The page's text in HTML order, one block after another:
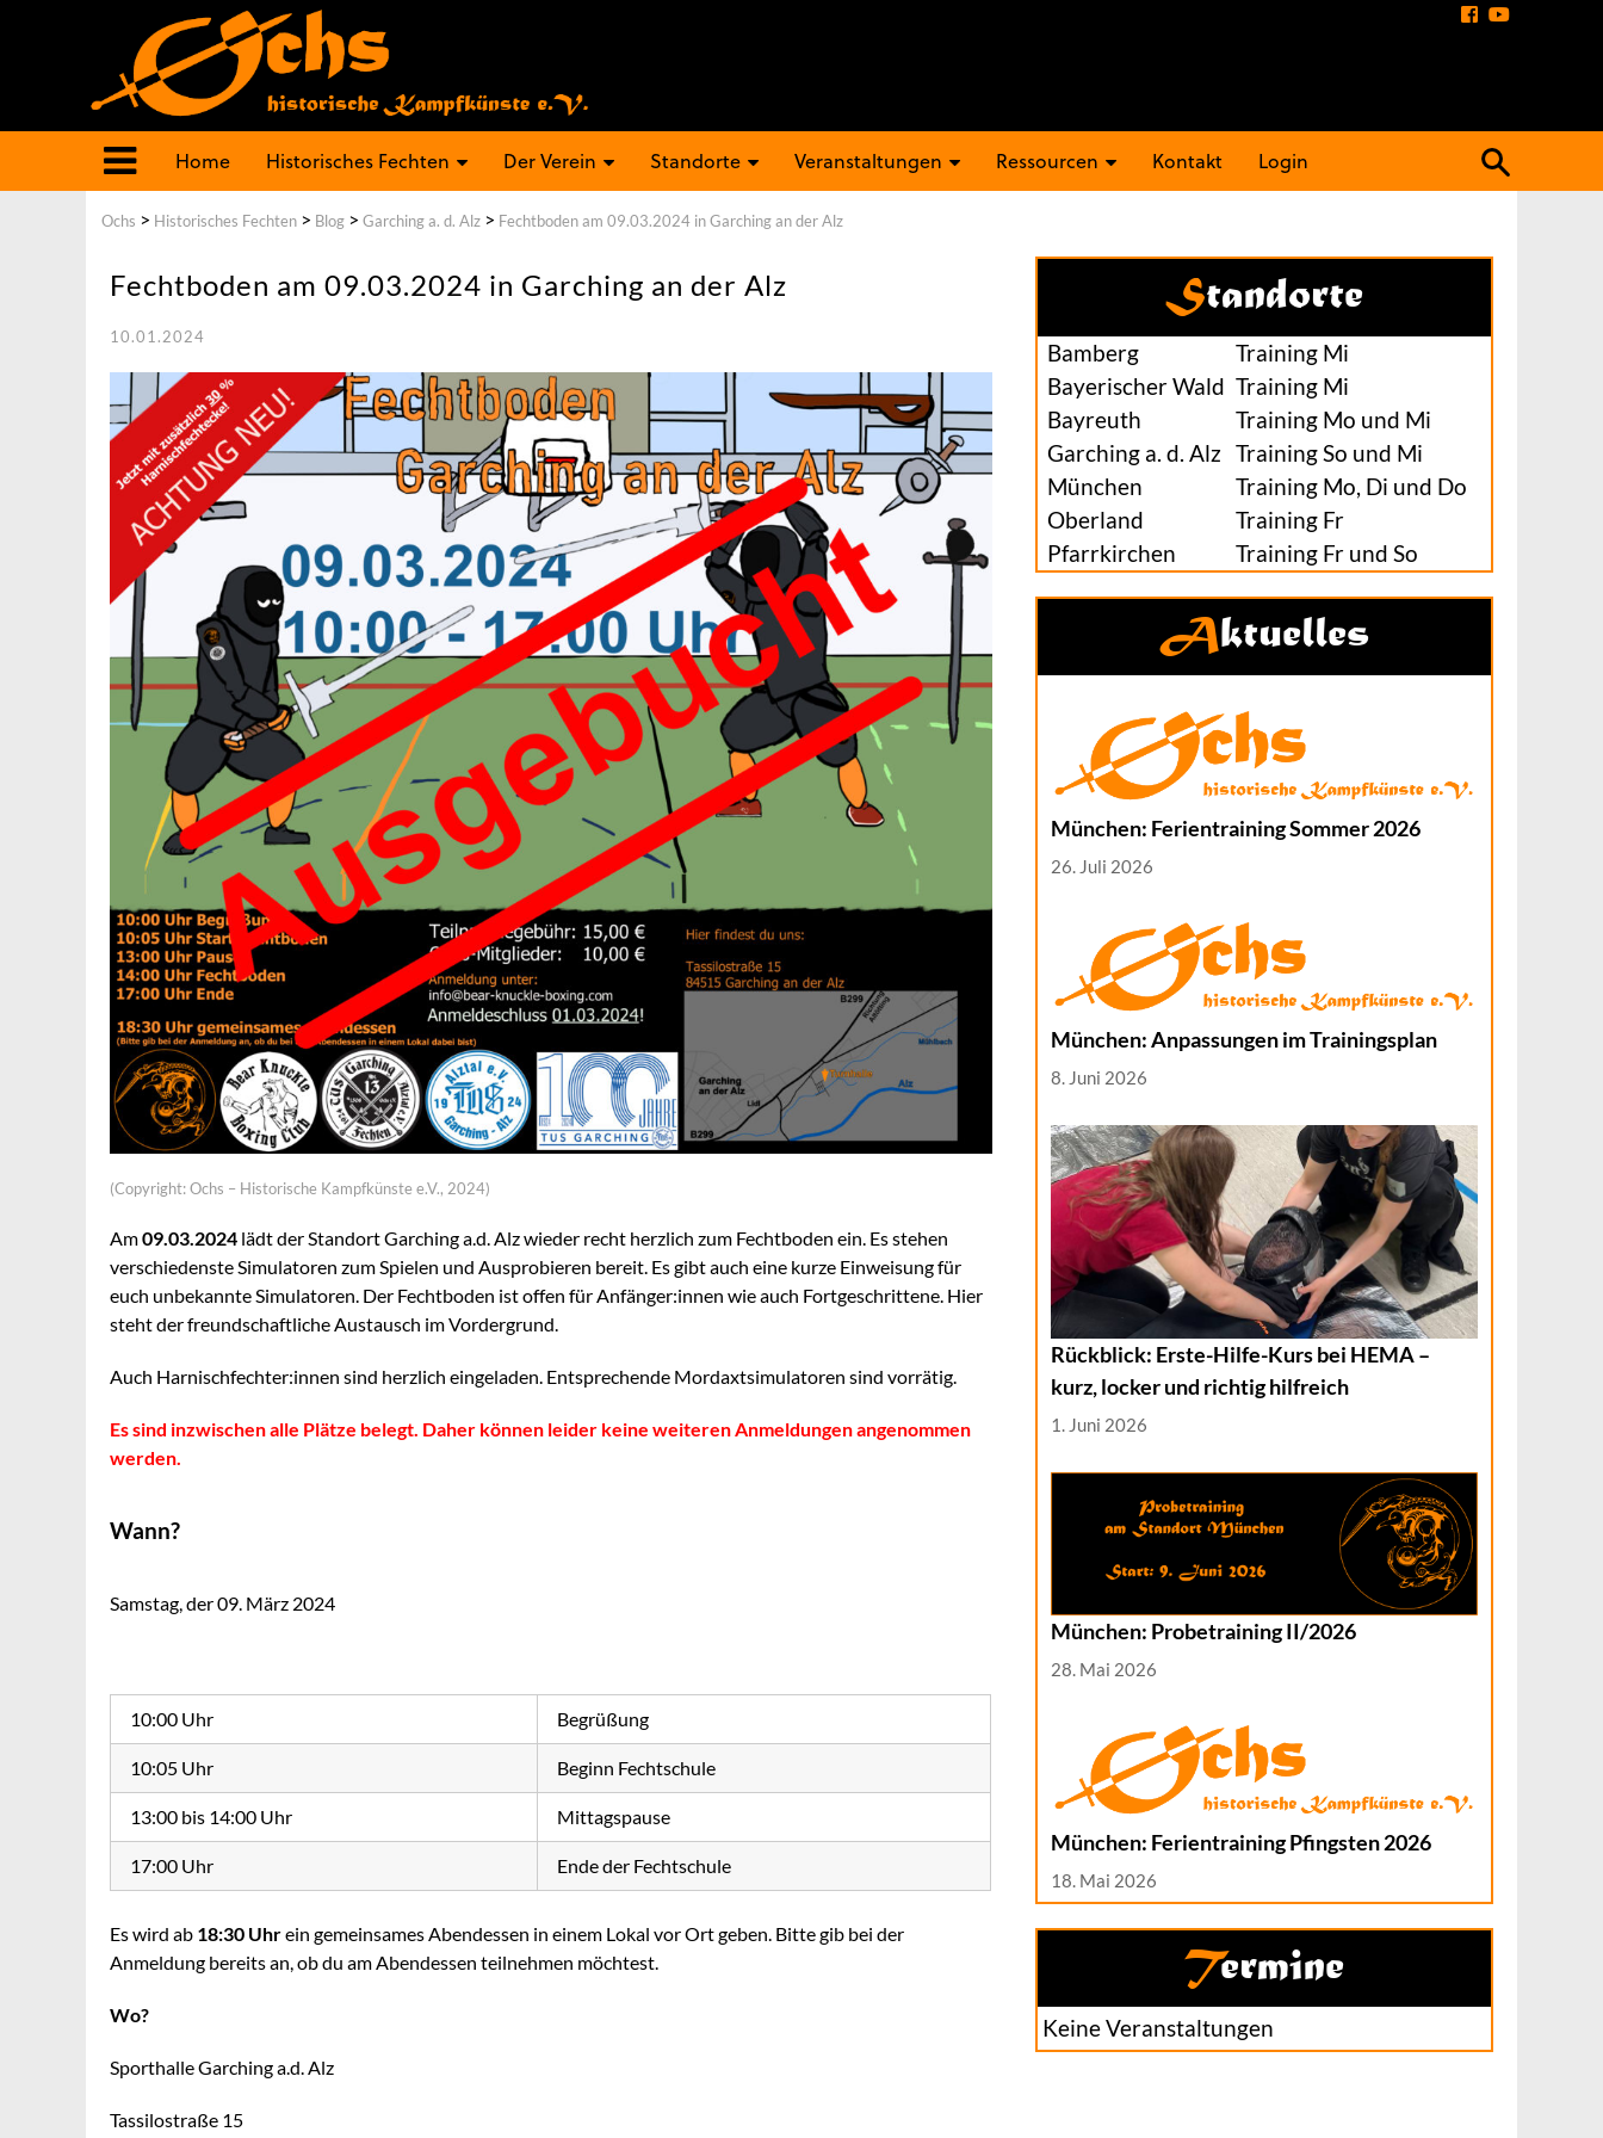
Home Historisches Fechten Der Verein Standorte Veranstaltungen Ressourcen Kontakt Login
Suchen
nach:
Ochs > Historisches Fechten > Blog >Garching a. d. Alz > Fechtboden am 09.03.2024 in Garching an der Alz
Fechtboden am 09.03.2024 in Garching an der Alz
10.01.2024
(Copyright: Ochs – Historische Kampfkünste e.V., 2024)
Am09.03.2024lädt der Standort Garching a.d. Alz wieder recht herzlich zum Fechtboden ein. Es stehen
verschiedenste Simulatoren zum Spielen und Ausprobieren bereit. Es gibt auch eine kurze Einweisung für
euch unbekannte Simulatoren. Der Fechtboden ist offen für Anfänger:innen wie auch Fortgeschrittene. Hier
steht der freundschaftliche Austausch im Vordergrund.
Auch Harnischfechter:innen sind herzlich eingeladen. Entsprechende Mordaxtsimulatoren sind vorrätig.
Es sind inzwischen alle Plätze belegt. Daher können leider keine weiteren Anmeldungen angenommen
werden.
Wann?
Samstag, der 09. März 2024
10:00 Uhr Begrüßung
10:05 Uhr Beginn Fechtschule
13:00 bis 14:00 Uhr Mittagspause
17:00 Uhr Ende der Fechtschule
Es wird ab 18:30 Uhrein gemeinsames Abendessen in einem Lokal vor Ort geben. Bitte gib bei der
Anmeldung bereits an, ob du am Abendessen teilnehmen möchtest.
Wo?
Sporthalle Garching a.d. Alz
Tassilostraße 15
Standorte
Bamberg
Training Mi
Bayerischer Wald Training Mi
Bayreuth
Training Mo und Mi
Garching a. d. Alz Training So und Mi
München
Training Mo, Di und Do
Oberland
Training Fr
Pfarrkirchen
Training Fr und So
Aktuelles
München: Ferientraining Sommer 2026
26. Juli 2026
München: Anpassungen im Trainingsplan
8. Juni 2026
Rückblick: Erste-Hilfe-Kurs bei HEMA –
kurz, locker und richtig hilfreich
1. Juni 2026
München: Probetraining II/2026
28. Mai 2026
München: Ferientraining Pfingsten 2026
18. Mai 2026
Termine
Keine Veranstaltungen